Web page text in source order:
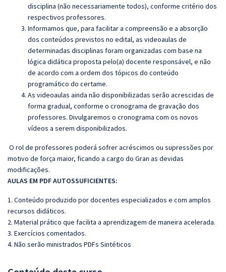
disciplina (não necessariamente todos), conforme critério dos
respectivos professores.
Informamos que, para facilitar a compreensão e a absorção
dos conteúdos previstos no edital, as videoaulas de
determinadas disciplinas foram organizadas com base na
lógica didática proposta pelo(a) docente responsável, e não
de acordo com a ordem dos tópicos do conteúdo
programático do certame.
As videoaulas ainda não disponibilizadas serão acrescidas de
forma gradual, conforme o cronograma de gravação dos
professores. Divulgaremos o cronograma com os novos
vídeos a serem disponibilizados.
O rol de professores poderá sofrer acréscimos ou supressões por
motivo de força maior, ficando a cargo do Gran as devidas
modificações.
AULAS EM PDF AUTOSSUFICIENTES:
1. Conteúdo produzido por docentes especializados e com amplos
recursos didáticos.
2. Material prático que facilita a aprendizagem de maneira acelerada.
3. Exercícios comentados.
4. Não serão ministrados PDFs Sintéticos